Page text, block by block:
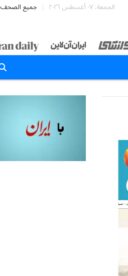
الجمعة، ٠٧ أغسطس ٢٠٢٦ جميع الصحف